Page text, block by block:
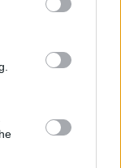
προς
άρτιο και